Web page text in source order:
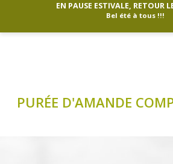
EN PAUSE ESTIVALE, RETOUR
Bel été à tous !!!
PURÉE D'AMANDE